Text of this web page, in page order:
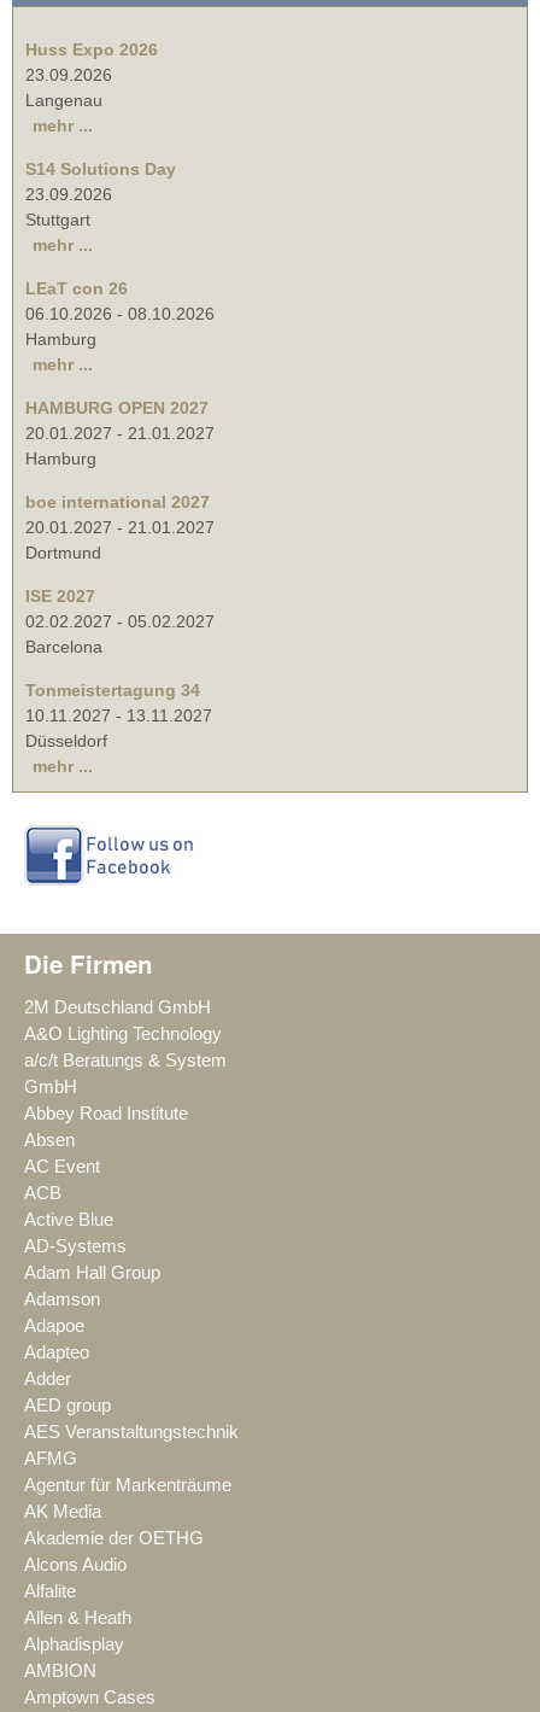
Huss Expo 2026
23.09.2026
Langenau
mehr ...
S14 Solutions Day
23.09.2026
Stuttgart
mehr ...
LEaT con 26
06.10.2026 - 08.10.2026
Hamburg
mehr ...
HAMBURG OPEN 2027
20.01.2027 - 21.01.2027
Hamburg
boe international 2027
20.01.2027 - 21.01.2027
Dortmund
ISE 2027
02.02.2027 - 05.02.2027
Barcelona
Tonmeistertagung 34
10.11.2027 - 13.11.2027
Düsseldorf
mehr ...
Die Firmen
2M Deutschland GmbH
A&O Lighting Technology
a/c/t Beratungs & System
GmbH
Abbey Road Institute
Absen
AC Event
ACB
Active Blue
AD-Systems
Adam Hall Group
Adamson
Adapoe
Adapteo
Adder
AED group
AES Veranstaltungstechnik
AFMG
Agentur für Markenträume
AK Media
Akademie der OETHG
Alcons Audio
Alfalite
Allen & Heath
Alphadisplay
AMBION
Amptown Cases